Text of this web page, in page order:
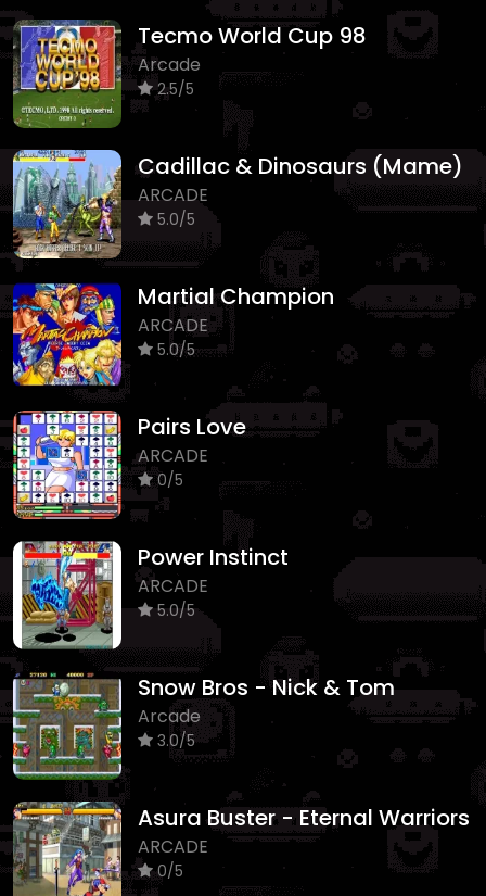
Tecmo World Cup 98
Arcade
2.5/5
Cadillac & Dinosaurs (Mame)
ARCADE
5.0/5
Martial Champion
ARCADE
5.0/5
Pairs Love
ARCADE
0/5
Power Instinct
ARCADE
5.0/5
Snow Bros - Nick & Tom
Arcade
3.0/5
Asura Buster - Eternal Warriors
ARCADE
0/5